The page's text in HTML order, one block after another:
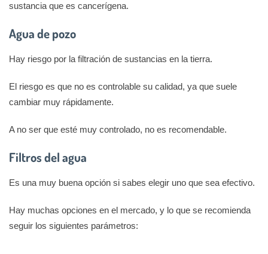
sustancia que es cancerígena.
Agua de pozo
Hay riesgo por la filtración de sustancias en la tierra.
El riesgo es que no es controlable su calidad, ya que suele
cambiar muy rápidamente.
A no ser que esté muy controlado, no es recomendable.
Filtros del agua
Es una muy buena opción si sabes elegir uno que sea efectivo.
Hay muchas opciones en el mercado, y lo que se recomienda
seguir los siguientes parámetros: